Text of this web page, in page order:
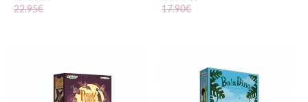
22.95€ 17.90€